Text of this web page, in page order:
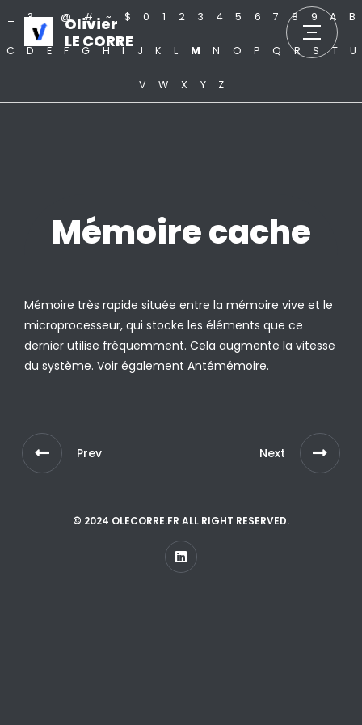
Olivier
LE CORRE
? . @ # ~ $ 0 1 2 3 4 5 6 7 8 9 A B
C D E F G H I J K L M N O P Q R S T U
V W X Y Z
Mémoire cache
Mémoire très rapide située entre la mémoire vive et le
microprocesseur, qui stocke les éléments que ce
dernier utilise fréquemment. Cela augmente la vitesse
du système. Voir également Antémémoire.
Prev Next
© 2024 OLECORRE.FR ALL RIGHT RESERVED.